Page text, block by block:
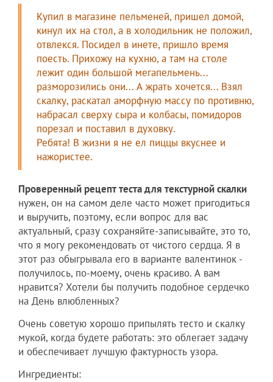
Купил в магазине пельменей, пришел домой,
кинул их на стол, а в холодильник не положил,
отвлекся. Посидел в инете, пришло время
поесть. Прихожу на кухню, а там на столе
лежит один большой мегапельмень...
разморозились они... А жрать хочется... Взял
скалку, раскатал аморфную массу по противню,
набрасал сверху сыра и колбасы, помидоров
порезал и поставил в духовку.
Ребята! В жизни я не ел пиццы вкуснее и
нажористее.
Проверенный рецепт теста для текстурной скалки
нужен, он на самом деле часто может пригодиться
и выручить, поэтому, если вопрос для вас
актуальный, сразу сохраняйте-записывайте, это то,
что я могу рекомендовать от чистого сердца. Я в
этот раз обыгрывала его в варианте валентинок -
получилось, по-моему, очень красиво. А вам
нравится? Хотели бы получить подобное сердечко
на День влюбленных?
Очень советую хорошо припылять тесто и скалку
мукой, когда будете работать: это облегает задачу
и обеспечивает лучшую фактурность узора.
Ингредиенты: